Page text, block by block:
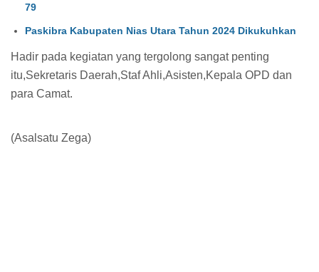
79
Paskibra Kabupaten Nias Utara Tahun 2024 Dikukuhkan
Hadir pada kegiatan yang tergolong sangat penting
itu,Sekretaris Daerah,Staf Ahli,Asisten,Kepala OPD dan
para Camat.
(Asalsatu Zega)